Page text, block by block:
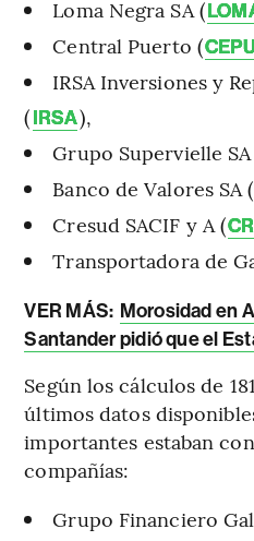
Loma Negra SA (
Central Puerto (CEPU
IRSA Inversiones y
(IRSA),
Grupo Supervielle SA
Banco de Valores SA (
Cresud SACIF y A (
Transportadora de
VER MÁS: Morosidad en
Santander pidió que el
Según los cálculos de
últimos datos
importantes estaban
compañías:
Grupo Financiero